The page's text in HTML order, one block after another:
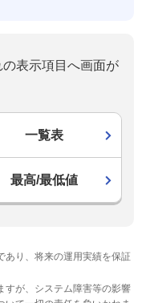
表示項目へ画面が
一覧表
最高/最低値
あり、将来の運用実績を保証
すが、システム障害等の影響